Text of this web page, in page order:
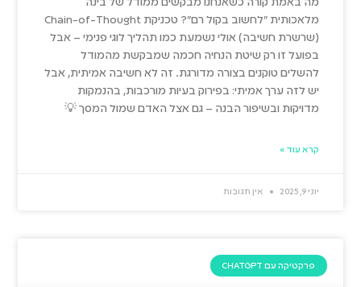
מה באמת קורה כשאנחנו מבקשים ממודל של בינה
מלאכותית "לחשוב בקול רם"? טכניקת Chain-of-Thought
(שרשרת חשיבה) אולי נשמעת כמו תהליך לוגי פנימי – אבל
בפועל זו רק שיטת הנחיה חכמה שמבקשת מהמודל
להשלים טוקנים בצורה מדורגת. זה לא חשיבה אמיתית, אבל
יש לזה ערך אמיתי: בפירוק בעיות מורכבות, בהנמקות
מדויקות ובשיפור הבנה – גם אצל האדם שמול המסך 💡
קרא עוד »
יוני 9, 2025 אין תגובות
פרקטיקה עם CHATGPT